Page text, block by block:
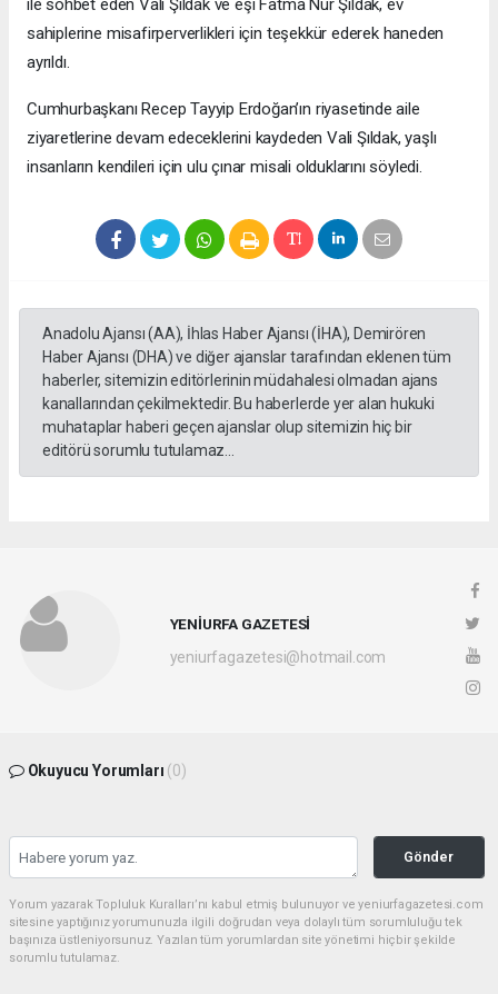
ile sohbet eden Vali Şıldak ve eşi Fatma Nur Şıldak, ev
sahiplerine misafirperverlikleri için teşekkür ederek haneden
ayrıldı.
Cumhurbaşkanı Recep Tayyip Erdoğan’ın riyasetinde aile
ziyaretlerine devam edeceklerini kaydeden Vali Şıldak, yaşlı
insanların kendileri için ulu çınar misali olduklarını söyledi.
Anadolu Ajansı (AA), İhlas Haber Ajansı (İHA), Demirören
Haber Ajansı (DHA) ve diğer ajanslar tarafından eklenen tüm
haberler, sitemizin editörlerinin müdahalesi olmadan ajans
kanallarından çekilmektedir. Bu haberlerde yer alan hukuki
muhataplar haberi geçen ajanslar olup sitemizin hiç bir
editörü sorumlu tutulamaz...
YENİURFA GAZETESİ
yeniurfagazetesi@hotmail.com
Okuyucu Yorumları (0)
Gönder
Yorum yazarak Topluluk Kuralları’nı kabul etmiş bulunuyor ve yeniurfagazetesi.com
sitesine yaptığınız yorumunuzla ilgili doğrudan veya dolaylı tüm sorumluluğu tek
başınıza üstleniyorsunuz. Yazılan tüm yorumlardan site yönetimi hiçbir şekilde
sorumlu tutulamaz.